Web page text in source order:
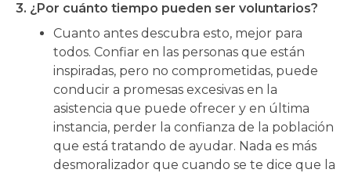
3. ¿Por cuánto tiempo pueden ser voluntarios?
Cuanto antes descubra esto, mejor para
todos. Confiar en las personas que están
inspiradas, pero no comprometidas, puede
conducir a promesas excesivas en la
asistencia que puede ofrecer y en última
instancia, perder la confianza de la población
que está tratando de ayudar. Nada es más
desmoralizador que cuando se te dice que la